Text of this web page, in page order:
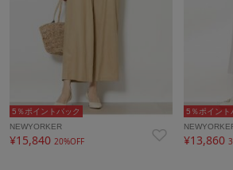
5％ポイントバック
NEWYORKER
¥15,840 20%OFF
5％ポイント
¥13,860